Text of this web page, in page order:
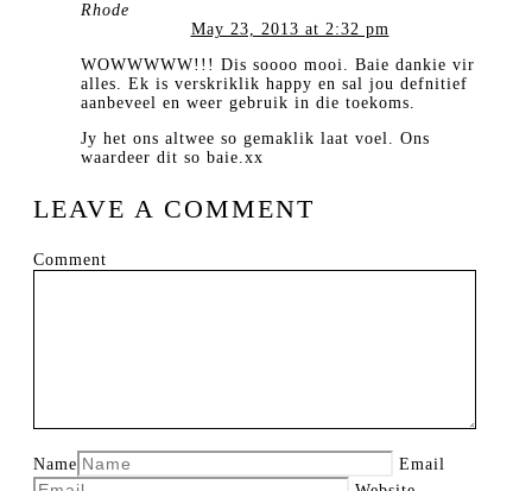
Rhode
May 23, 2013 at 2:32 pm
WOWWWWW!!! Dis soooo mooi. Baie dankie vir
alles. Ek is verskriklik happy en sal jou defnitief
aanbeveel en weer gebruik in die toekoms.
Jy het ons altwee so gemaklik laat voel. Ons
waardeer dit so baie.xx
LEAVE A COMMENT
Comment
Name
Email